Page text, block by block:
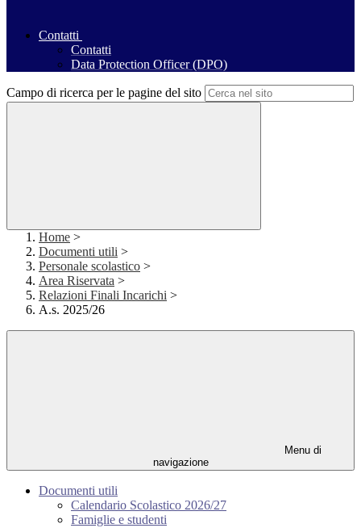
Contatti
Contatti
Data Protection Officer (DPO)
Campo di ricerca per le pagine del sito
Home >
Documenti utili >
Personale scolastico >
Area Riservata >
Relazioni Finali Incarichi >
A.s. 2025/26
Menu di
navigazione
Documenti utili
Calendario Scolastico 2026/27
Famiglie e studenti